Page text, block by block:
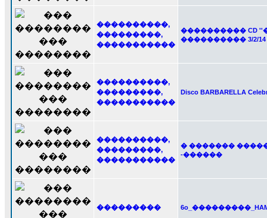
����������,
���������,
�����������
���������� CD
���������� 3/2/14
����������,
���������,
�����������
Disco BARBARELLA
����������,
���������,
�����������
� �������
-������
���������